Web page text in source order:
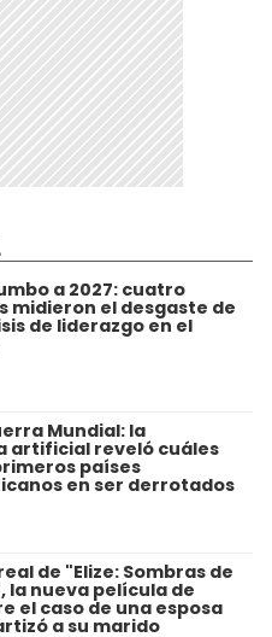
a 2027: cuatro
midieron el desgaste de
de liderazgo en el
Mundial: la
artificial reveló cuáles
países
en ser derrotados
de "Elize: Sombras de
la nueva película de
el caso de una esposa
a su marido